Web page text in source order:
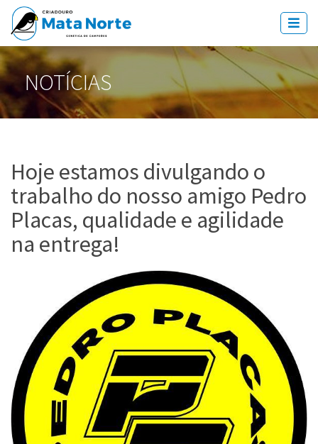
NOTÍCIAS
Hoje estamos divulgando o
trabalho do nosso amigo Pedro
Placas, qualidade e agilidade
na entrega!